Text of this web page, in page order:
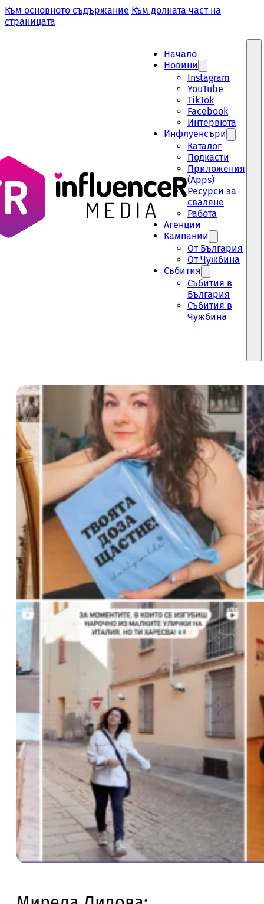
Към основното съдържание Към долната част на
страницата
Начало
Новини
Instagram
YouTube
TikTok
Facebook
Интервюта
Инфлуенсъри
Каталог
Подкасти
Приложения
(Apps)
Ресурси за
сваляне
Работа
Aгенции
Кампании
От България
От Чужбина
Събития
Събития в
България
Събития в
Чужбина